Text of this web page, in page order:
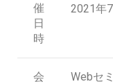
催
日
時
2021年
会
Webセ